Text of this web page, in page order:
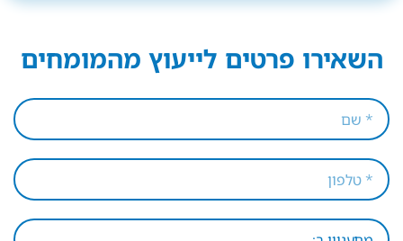
השאירו פרטים לייעוץ מהמומחים